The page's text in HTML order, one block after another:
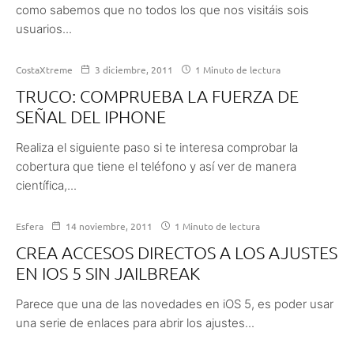
como sabemos que no todos los que nos visitáis sois
usuarios...
CostaXtreme 3 diciembre, 2011 1 Minuto de lectura
TRUCO: COMPRUEBA LA FUERZA DE
SEÑAL DEL IPHONE
Realiza el siguiente paso si te interesa comprobar la
cobertura que tiene el teléfono y así ver de manera
científica,...
Esfera 14 noviembre, 2011 1 Minuto de lectura
CREA ACCESOS DIRECTOS A LOS AJUSTES
EN IOS 5 SIN JAILBREAK
Parece que una de las novedades en iOS 5, es poder usar
una serie de enlaces para abrir los ajustes...